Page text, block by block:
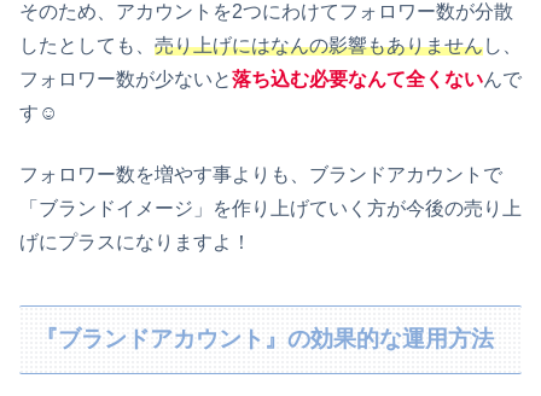
そのため、アカウントを2つにわけてフォロワー数が分散
したとしても、 売り上げにはなんの影響もありませんし、
フォロワー数が少ないと落ち込む必要なんて全くないんで
す☺
フォロワー数を増やす事よりも、ブランドアカウントで
「ブランドイメージ」を作り上げていく方が今後の売り上
げにプラスになりますよ！
『ブランドアカウント』の効果的な運用方法